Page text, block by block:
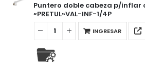
Puntero doble cabeza p/inflar
«PRETUL»VAL-INF-1/4P
INGRESAR